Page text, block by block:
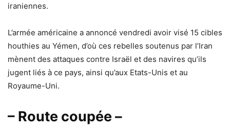
iraniennes.
L’armée américaine a annoncé vendredi avoir visé 15 cibles
houthies au Yémen, d’où ces rebelles soutenus par l’Iran
mènent des attaques contre Israël et des navires qu’ils
jugent liés à ce pays, ainsi qu’aux Etats-Unis et au
Royaume-Uni.
– Route coupée –